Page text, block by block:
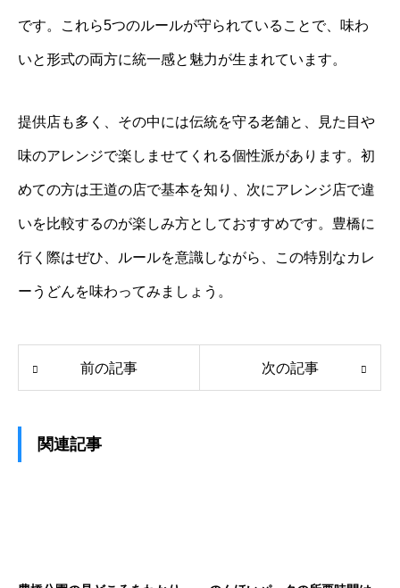
です。これら5つのルールが守られていることで、味わ
いと形式の両方に統一感と魅力が生まれています。
提供店も多く、その中には伝統を守る老舗と、見た目や
味のアレンジで楽しませてくれる個性派があります。初
めての方は王道の店で基本を知り、次にアレンジ店で違
いを比較するのが楽しみ方としておすすめです。豊橋に
行く際はぜひ、ルールを意識しながら、この特別なカレ
ーうどんを味わってみましょう。
前の記事 次の記事
関連記事